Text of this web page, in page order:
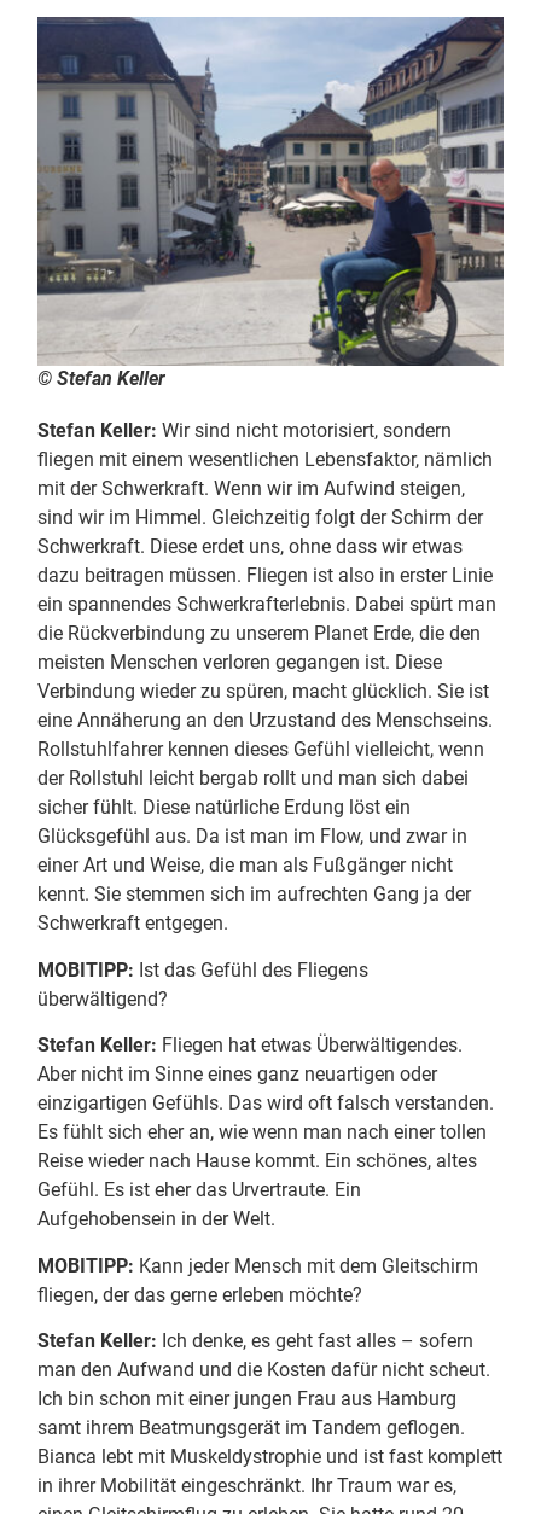
© Stefan Keller
Stefan Keller: Wir sind nicht motorisiert, sondern
fliegen mit einem wesentlichen Lebensfaktor, nämlich
mit der Schwerkraft. Wenn wir im Aufwind steigen,
sind wir im Himmel. Gleichzeitig folgt der Schirm der
Schwerkraft. Diese erdet uns, ohne dass wir etwas
dazu beitragen müssen. Fliegen ist also in erster Linie
ein spannendes Schwerkrafterlebnis. Dabei spürt man
die Rückverbindung zu unserem Planet Erde, die den
meisten Menschen verloren gegangen ist. Diese
Verbindung wieder zu spüren, macht glücklich. Sie ist
eine Annäherung an den Urzustand des Menschseins.
Rollstuhlfahrer kennen dieses Gefühl vielleicht, wenn
der Rollstuhl leicht bergab rollt und man sich dabei
sicher fühlt. Diese natürliche Erdung löst ein
Glücksgefühl aus. Da ist man im Flow, und zwar in
einer Art und Weise, die man als Fußgänger nicht
kennt. Sie stemmen sich im aufrechten Gang ja der
Schwerkraft entgegen.
MOBITIPP: Ist das Gefühl des Fliegens
überwältigend?
Stefan Keller: Fliegen hat etwas Überwältigendes.
Aber nicht im Sinne eines ganz neuartigen oder
einzigartigen Gefühls. Das wird oft falsch verstanden.
Es fühlt sich eher an, wie wenn man nach einer tollen
Reise wieder nach Hause kommt. Ein schönes, altes
Gefühl. Es ist eher das Urvertraute. Ein
Aufgehobensein in der Welt.
MOBITIPP: Kann jeder Mensch mit dem Gleitschirm
fliegen, der das gerne erleben möchte?
Stefan Keller: Ich denke, es geht fast alles – sofern
man den Aufwand und die Kosten dafür nicht scheut.
Ich bin schon mit einer jungen Frau aus Hamburg
samt ihrem Beatmungsgerät im Tandem geflogen.
Bianca lebt mit Muskeldystrophie und ist fast komplett
in ihrer Mobilität eingeschränkt. Ihr Traum war es,